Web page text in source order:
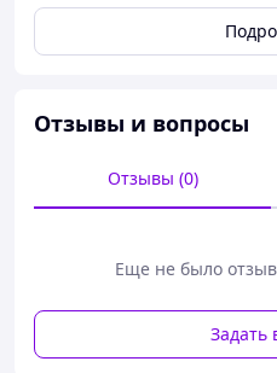
Бочка - удобный и простой
Бочка 20 литров
доме, на складе или
Пластиковый пищевой
например, металлический,
на вес. Кроме этого,
практичным в
служить Вам более долгий
Отзывы и вопросы
Отзывы (0)
Еще не было
Задать